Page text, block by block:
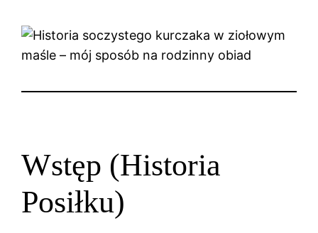
Wstęp (Historia
Posiłku)